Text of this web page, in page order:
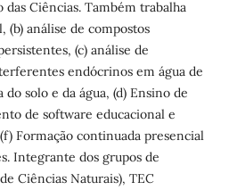
das Ciências. Também trabalha
(b) análise de compostos
(c) análise de
endócrinos em água de
solo e da água, (d) Ensino de
de software educacional e
Formação continuada presencial
Integrante dos grupos de
Ciências Naturais), TEC